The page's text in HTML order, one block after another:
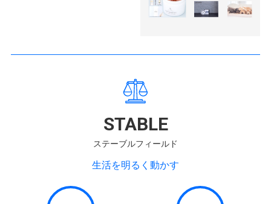
STABLE
ステーブルフィールド
生活を明るく動かす